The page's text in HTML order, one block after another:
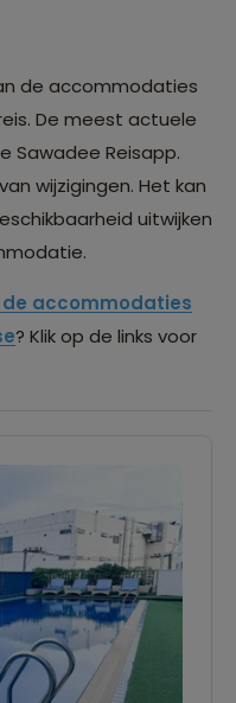
de accommodaties
De meest actuele
Sawadee Reisapp.
wijzigingen. Het kan
uitwijken
de accommodaties
? Klik op de links voor